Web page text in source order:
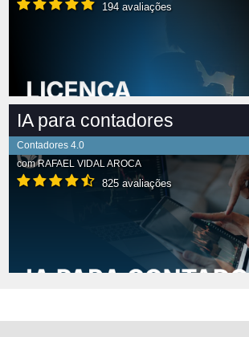
194 avaliações
IA para contadores
Contadores 4.0
comRAFAEL VIDAL AROCA
825 avaliações